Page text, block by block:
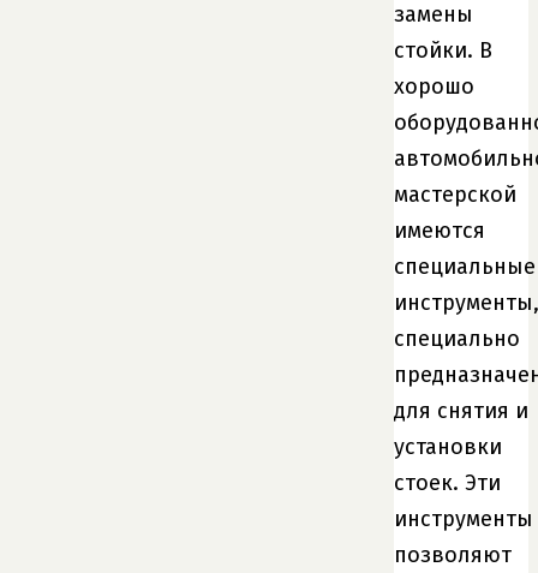
замены
стойки. В
хорошо
мастерской
имеются
специальные
инструменты,
специально
для снятия и
установки
стоек. Эти
инструменты
позволяют